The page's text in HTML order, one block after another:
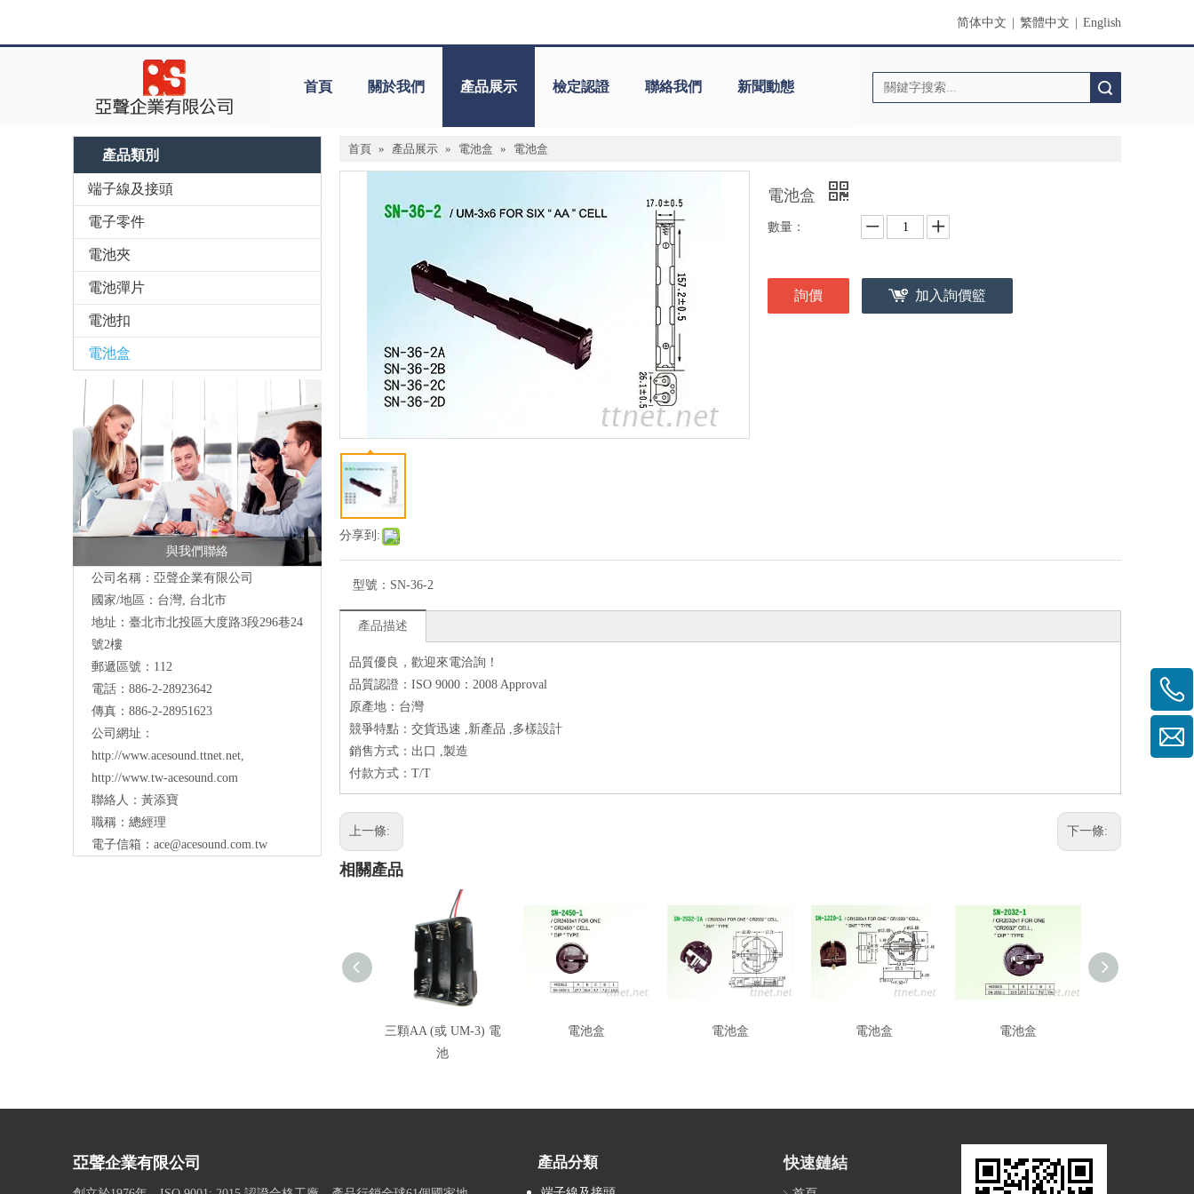
简体中文 繁體中文 English
首頁 關於我們 產品展示 檢定認證 聯絡我們 新聞動態
產品類別
端子線及接頭
電子零件
電池夾
電池彈片
電池扣
電池盒
與我們聯絡
公司名稱：亞聲企業有限公司
國家/地區：台灣, 台北市
地址： 臺北市北投區大度路3段296巷24
號2樓
郵遞區號：112
電話：886-2-28923642
傳真：886-2-28951623
公司網址：
http://www.acesound.ttnet.net,
http://www.tw-acesound.com
聯絡人：黃添寶
職稱：總經理
電子信箱： ace@acesound.com.tw
首頁 » 產品展示 » 電池盒 » 電池盒
分享到:
電池盒
數量：
詢價 加入詢價籃
型號： SN-36-2
產品描述
品質優良，歡迎來電洽詢！
品質認證：ISO 9000：2008 Approval
原產地：台灣
競爭特點：交貨迅速 ,新產品 ,多樣設計
銷售方式：出口 ,製造
付款方式：T/T
上一條: 下一條:
相關產品
三顆AA (或 UM-3) 電
池
電池盒 電池盒 電池盒 電池盒
亞聲企業有限公司 產品分類 快速鏈結